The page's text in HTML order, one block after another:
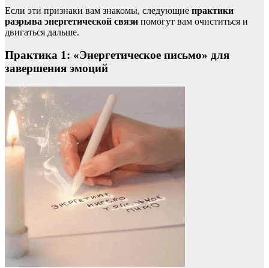
Если эти признаки вам знакомы, следующие практики
разрыва энергетической связи помогут вам очиститься и
двигаться дальше.
Практика 1: «Энергетическое письмо» для
завершения эмоций